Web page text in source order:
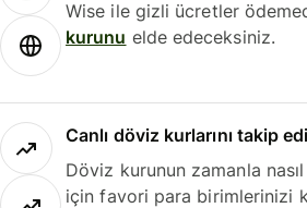
Wise ile gizli ücretler
kurunu elde edeceksiniz.
Canlı döviz kurlarını takip
Döviz kurunun zamanla
için favori para birimlerinizi